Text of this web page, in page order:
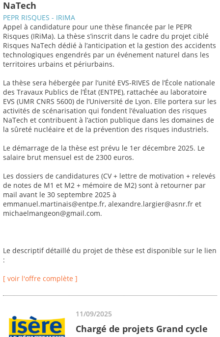
NaTech
PEPR RISQUES - IRIMA
Appel à candidature pour une thèse financée par le PEPR
Risques (IRiMa). La thèse s’inscrit dans le cadre du projet ciblé
Risques NaTech dédié à l’anticipation et la gestion des accidents
technologiques engendrés par un événement naturel dans les
territoires urbains et périurbains.
La thèse sera hébergée par l’unité EVS-RIVES de l’École nationale
des Travaux Publics de l’État (ENTPE), rattachée au laboratoire
EVS (UMR CNRS 5600) de l’Université de Lyon. Elle portera sur les
activités de scénarisation qui fondent l’évaluation des risques
NaTech et contribuent à l’action publique dans les domaines de
la sûreté nucléaire et de la prévention des risques industriels.
Le démarrage de la thèse est prévu le 1er décembre 2025. Le
salaire brut mensuel est de 2300 euros.
Les dossiers de candidatures (CV + lettre de motivation + relevés
de notes de M1 et M2 + mémoire de M2) sont à retourner par
mail avant le 30 septembre 2025 à
emmanuel.martinais@entpe.fr, alexandre.largier@asnr.fr et
michaelmangeon@gmail.com.
Le descriptif détaillé du projet de thèse est disponible sur le lien
:
[ voir l'offre complète ]
11/09/2025
Chargé de projets Grand cycle